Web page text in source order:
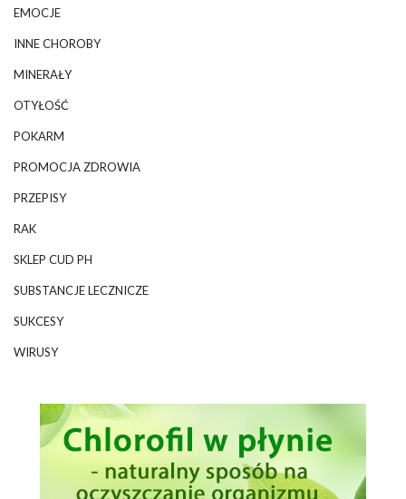
EMOCJE
INNE CHOROBY
MINERAŁY
OTYŁOŚĆ
POKARM
PROMOCJA ZDROWIA
PRZEPISY
RAK
SKLEP CUD PH
SUBSTANCJE LECZNICZE
SUKCESY
WIRUSY